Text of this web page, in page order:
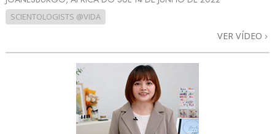
SCIENTOLOGISTS @VIDA
VER VÍDEO